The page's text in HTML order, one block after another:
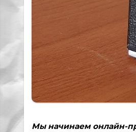
Мы начинаем онлайн-